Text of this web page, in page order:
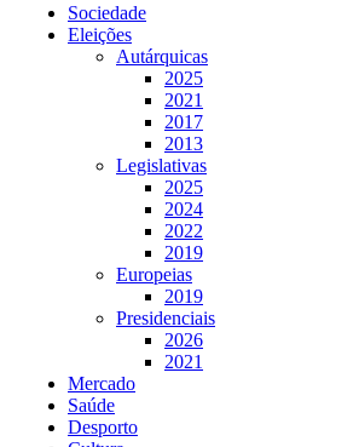
Sociedade
Eleições
Autárquicas
2025
2021
2017
2013
Legislativas
2025
2024
2022
2019
Europeias
2019
Presidenciais
2026
2021
Mercado
Saúde
Desporto